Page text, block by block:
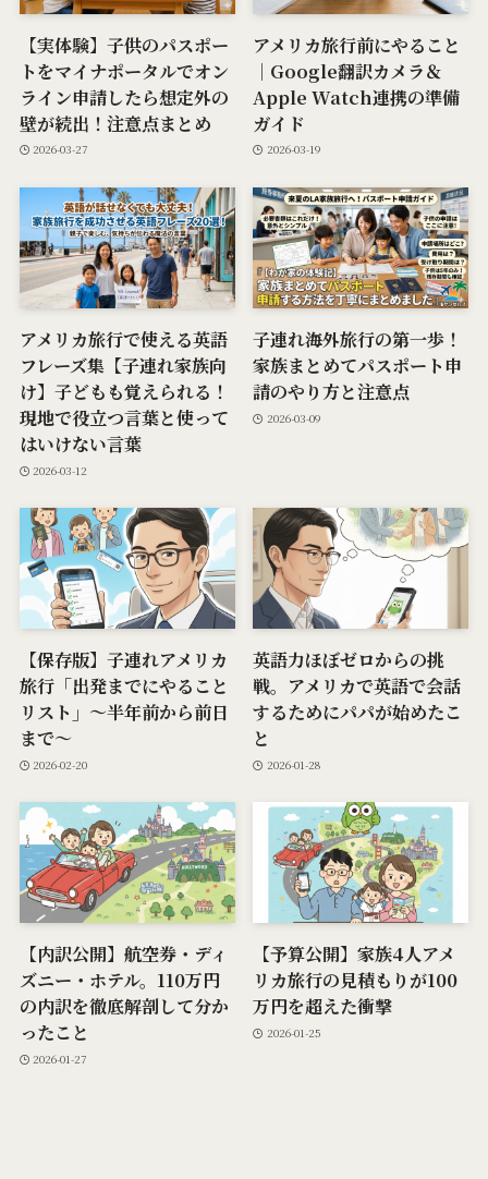
【実体験】子供のパスポー
トをマイナポータルでオン
ライン申請したら想定外の
壁が続出！注意点まとめ
2026-03-27
アメリカ旅行前にやること
｜Google翻訳カメラ＆
Apple Watch連携の準備
ガイド
2026-03-19
アメリカ旅行で使える英語
フレーズ集【子連れ家族向
け】子どもも覚えられる！
現地で役立つ言葉と使って
はいけない言葉
2026-03-12
子連れ海外旅行の第一歩！
家族まとめてパスポート申
請のやり方と注意点
2026-03-09
【保存版】子連れアメリカ
旅行「出発までにやること
リスト」〜半年前から前日
まで〜
2026-02-20
英語力ほぼゼロからの挑
戦。アメリカで英語で会話
するためにパパが始めたこ
と
2026-01-28
【内訳公開】航空券・ディ
ズニー・ホテル。110万円
の内訳を徹底解剖して分か
ったこと
2026-01-27
【予算公開】家族4人アメ
リカ旅行の見積もりが100
万円を超えた衝撃
2026-01-25